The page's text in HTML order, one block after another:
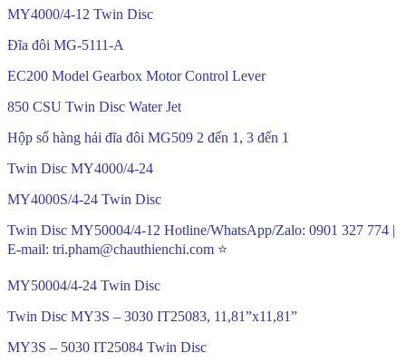
MY4000/4-12 Twin Disc
Đĩa đôi MG-5111-A
EC200 Model Gearbox Motor Control Lever
850 CSU Twin Disc Water Jet
Hộp số hàng hải đĩa đôi MG509 2 đến 1, 3 đến 1
Twin Disc MY4000/4-24
MY4000S/4-24 Twin Disc
Twin Disc MY50004/4-12 Hotline/WhatsApp/Zalo: 0901 327 774 |
E-mail: tri.pham@chauthienchi.com ⭐
MY50004/4-24 Twin Disc
Twin Disc MY3S – 3030 IT25083, 11,81”x11,81”
MY3S – 5030 IT25084 Twin Disc